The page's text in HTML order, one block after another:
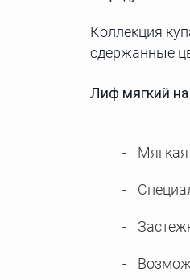
Коллекция
сдержанные
Лиф мягкий на
Мягкая